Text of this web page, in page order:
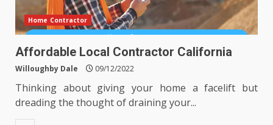
Home Contractor
Affordable Local Contractor California
Willoughby Dale 09/12/2022
Thinking about giving your home a facelift but
dreading the thought of draining your...